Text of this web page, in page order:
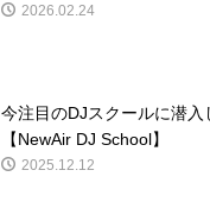
2026.02.24
今注目のDJスクールに潜入
【NewAir DJ School】
2025.12.12